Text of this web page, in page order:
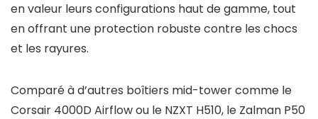
en valeur leurs configurations haut de gamme, tout
en offrant une protection robuste contre les chocs
et les rayures.
Comparé à d’autres boîtiers mid-tower comme le
Corsair 4000D Airflow ou le NZXT H510, le Zalman P50